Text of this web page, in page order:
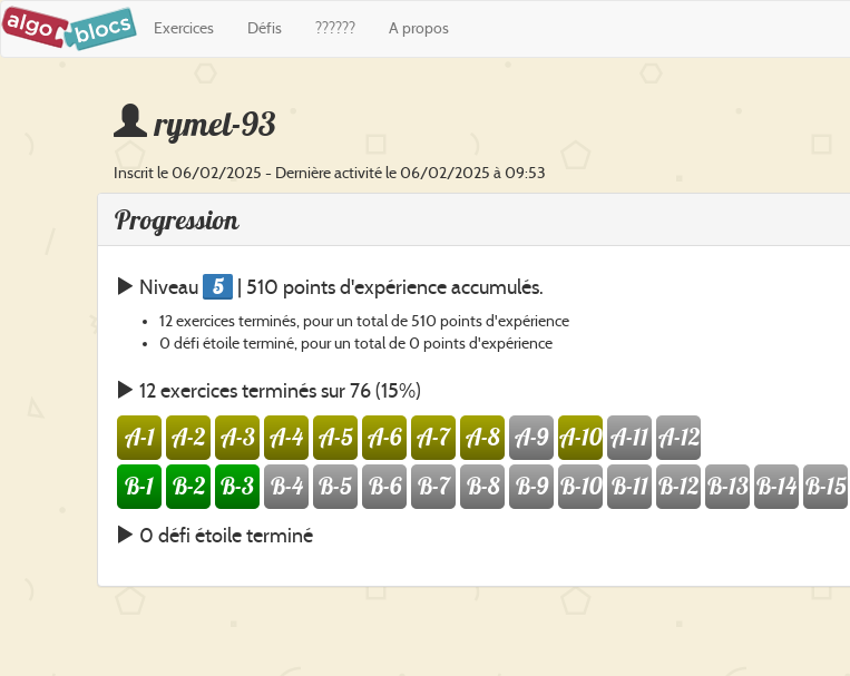
Exercices Défis ?????? A propos
rymel-93
Inscrit le 06/02/2025 - Dernière activité le 06/02/2025 à 09:53
Progression
Niveau 5 | 510 points d'expérience accumulés.
12 exercices terminés, pour un total de 510 points d'expérience
0 défi étoile terminé, pour un total de 0 points d'expérience
12 exercices terminés sur 76 (15%)
A-1 A-2 A-3 A-4 A-5 A-6 A-7 A-8 A-9 A-10 A-11 A-12
B-1
B-2 B-3 B-4 B-5 B-6 B-7 B-8 B-9 B-10 B-11 B-12 B-13 B-14 B-15
0 défi étoile terminé